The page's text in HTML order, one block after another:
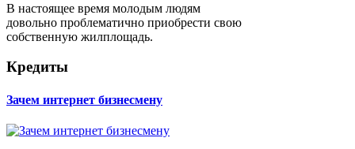
В настоящее время молодым людям
довольно проблематично приобрести свою
собственную жилплощадь.
Кредиты
Зачем интернет бизнесмену